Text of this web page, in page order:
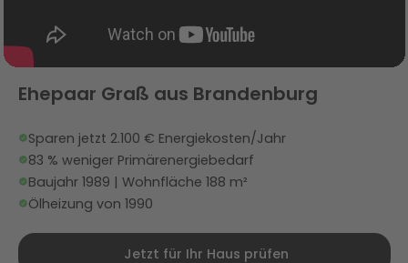
Ehepaar Graß aus Brandenburg
Sparen jetzt 2.100 € Energiekosten/Jahr
83 % weniger Primärenergiebedarf
Baujahr 1989 | Wohnfläche 188 m²
Ölheizung von 1990
Jetzt für Ihr Haus prüfen